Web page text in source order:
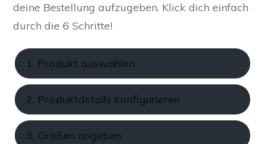
deine Bestellung aufzugeben. Klick dich einfach
durch die 6 Schritte!
1. Produkt auswählen
2. Produktdetails konfigurieren
3. Größen angeben